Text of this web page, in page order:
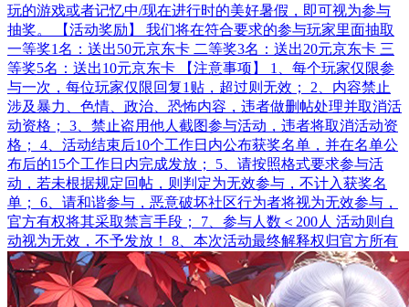
玩的游戏或者记忆中/现在进行时的美好暑假，即可视为参与
抽奖。 【活动奖励】 我们将在符合要求的参与玩家里面抽取
一等奖1名：送出50元京东卡 二等奖3名：送出20元京东卡 三
等奖5名：送出10元京东卡 【注意事项】 1、每个玩家仅限参
与一次，每位玩家仅限回复1贴，超过则无效； 2、内容禁止
涉及暴力、色情、政治、恐怖内容，违者做删帖处理并取消活
动资格； 3、禁止盗用他人截图参与活动，违者将取消活动资
格； 4、活动结束后10个工作日内公布获奖名单，并在名单公
布后的15个工作日内完成发放； 5、请按照格式要求参与活
动，若未根据规定回帖，则判定为无效参与，不计入获奖名
单； 6、请和谐参与，恶意破坏社区行为者将视为无效参与，
官方有权将其采取禁言手段； 7、参与人数＜200人 活动则自
动视为无效，不予发放！ 8、本次活动最终解释权归官方所有